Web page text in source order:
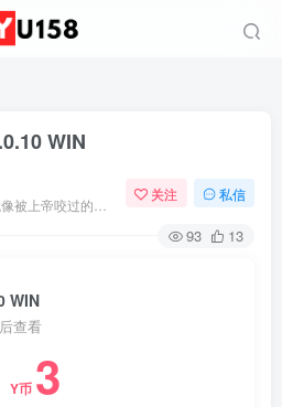
WIN
关注 私信
93 13
WIN
查看
Y币 3